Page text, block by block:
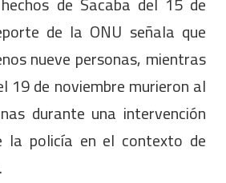
de la ONU señala que
nueve personas, mientras
19 de noviembre murieron al
durante una intervención
la policía en el contexto de